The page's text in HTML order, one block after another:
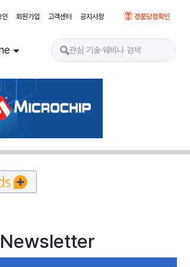
인 회원가입 고객센터 공지사항 경품당첨확인
Newsletter